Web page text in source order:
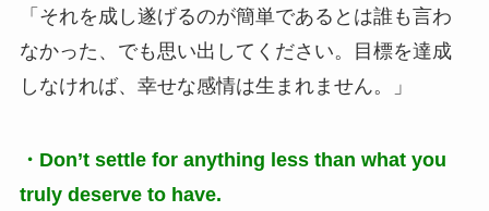
「それを成し遂げるのが簡単であるとは誰も言わ
なかった、でも思い出してください。目標を達成
しなければ、幸せな感情は生まれません。」
・Don’t settle for anything less than what you
truly deserve to have.